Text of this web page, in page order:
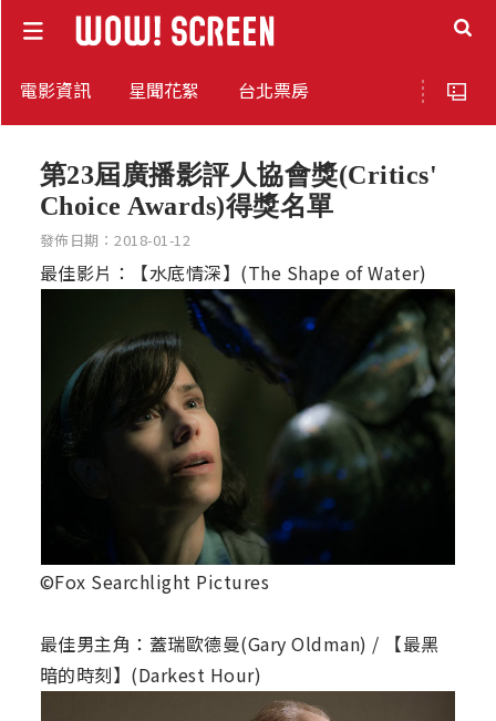
電影資訊 星聞花絮 台北票房
第23屆廣播影評人協會獎(Critics'
Choice Awards)得獎名單
發佈日期：2018-01-12
最佳影片：【水底情深】(The Shape of Water)
©Fox Searchlight Pictures
最佳男主角：蓋瑞歐德曼(Gary Oldman) / 【最黑
暗的時刻】(Darkest Hour)